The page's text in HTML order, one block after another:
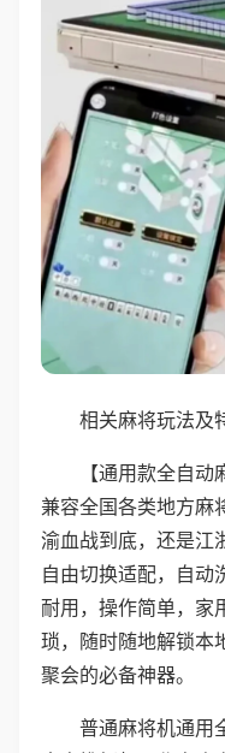
相关麻将玩法及
【通用款全自
兼容全国各类地方麻
渝血战到底，还是江
自由切换适配，自动
耐用，操作简单，家
琐，随时随地解锁本
聚会的必备神器。
普通麻将机通用